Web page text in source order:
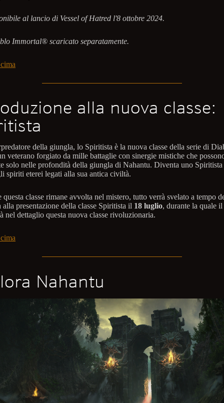
al lancio di Vessel of Hatred l'8 ottobre 2024.
Immortal® scaricato separatamente.
alla nuova classe:
della giungla, lo Spiritista è la nuova classe della serie di
veterano forgiato da mille battaglie con sinergie mistiche che
solo nelle profondità della giungla di Nahantu. Diventa uno Spiritista
spiriti eterei legati alla sua antica civiltà.
questa classe rimane avvolta nel mistero, tutto verrà svelato a tempo
alla presentazione della classe Spiritista il 18 luglio, durante la quale il
nel dettaglio questa nuova classe rivoluzionaria.
Nahantu